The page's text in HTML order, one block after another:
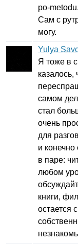
po-metodu.
Сам с
могу.
Yulya
Я тоже в
казалось,
самом
стал
очень
для
и
в паре:
любом
книги,
остается